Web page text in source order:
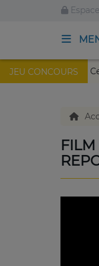
JEU CONCOURS
Nikaïa de Nice !
ACCUEIL
TV en direct
FILM